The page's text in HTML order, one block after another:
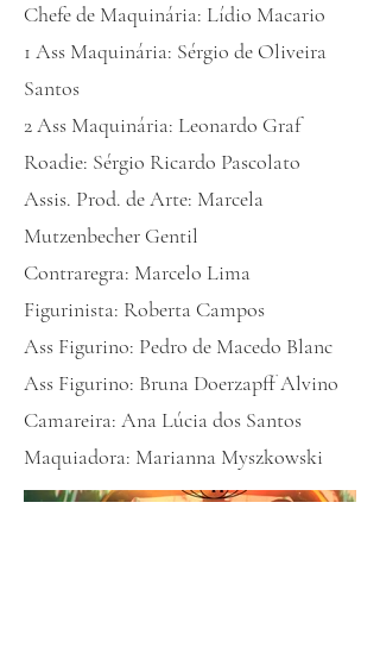
Chefe de Maquinária: Lídio Macario
1 Ass Maquinária: Sérgio de Oliveira
Santos
2 Ass Maquinária: Leonardo Graf
Roadie: Sérgio Ricardo Pascolato
Assis. Prod. de Arte: Marcela
Mutzenbecher Gentil
Contraregra: Marcelo Lima
Figurinista: Roberta Campos
Ass Figurino: Pedro de Macedo Blanc
Ass Figurino: Bruna Doerzapff Alvino
Camareira: Ana Lúcia dos Santos
Maquiadora: Marianna Myszkowski